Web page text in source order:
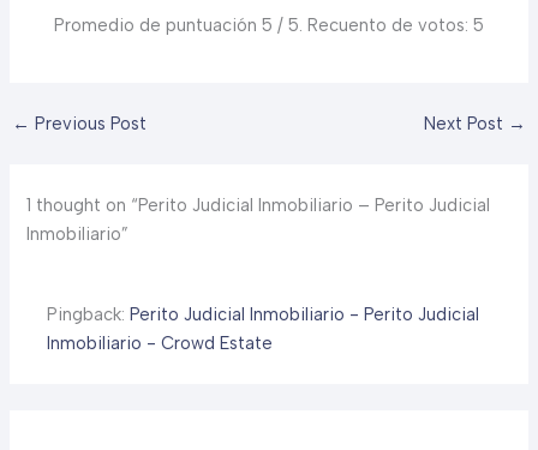
Promedio de puntuación 5 / 5. Recuento de votos: 5
← Previous Post Next Post →
1 thought on “Perito Judicial Inmobiliario – Perito Judicial
Inmobiliario”
Pingback: Perito Judicial Inmobiliario - Perito Judicial
Inmobiliario - Crowd Estate